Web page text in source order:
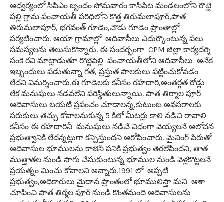
ఆధ్వర్యంలో సిపిఎం బృందం సోమవారం కాసిపేట మండలంలోని రొట్టె
పల్లి గ్రామ పంచాయతీ పరిధిలోని కొత్త తిరుమలాపూర్,పాత
తిరుమలాపూర్, భగవంత్ గూడెం,చౌడు గూడెం ప్రాంతాల్లో
పర్యటించారు. ఆయా గ్రామాల్లో ఆదివాసీలు ఎదుర్కొంటున్న పలు
సమస్యలను తెలుసుకొన్నారు. ఈ సందర్భంగా CPM జిల్లా కార్యదర్శి
సంకె రవి మాట్లాడుతూ రొట్టెపెల్లి పంచాయతీలోని ఆదివాసీలు అనేక
ఇబ్బందులు పడుతున్నా గత, ప్రస్తుత పాలకులు పట్టించుకోవడం
లేదని విమర్శించారు.ఈ గూడెలకు కనీసం రహదారి,అంతర్గత రోడ్లు
లేక మనుషులు నడవలేని పరిస్థితులున్నాయి. పాత తిర్మాల పూర్
ఆదివాసులు బయటి ప్రపంచం చూడాలన్న,కుటుంబ అవసరాలకు
సరుకులు తెచ్చు కోవాలనుకున్న 5 కిలో మీటర్లు కాలి నడిచి రావాలి
కనీసం ఈ రహదారినీ మనుషులు నడిచే విధంగా వెయ్యలనే ఆలోచన
ప్రభుత్వానికి లేదన్నట్లుగా కన్పిస్తుందని ఆరోపించారు. మైనింగ్ పేరుతో
ఆదివాసుల భూములను కాజెసే పనికి ప్రభుత్వం తెరలేపిందని, తాత
ముత్తాతల నుండి సాగు చేసుకుంటున్న భూముల నుండి వెళ్లకొట్టలనే
ప్రయత్నం మించు కోవాలని అన్నారు.1991 లో అప్పటి
ప్రభుత్వం,అధికారులు మైదాన ప్రాంతంలో భూములిస్తా మని ఆశా
చూపించి పాత తిర్మల పూర్ నుండి కొంతమంది ఆదివాసులను